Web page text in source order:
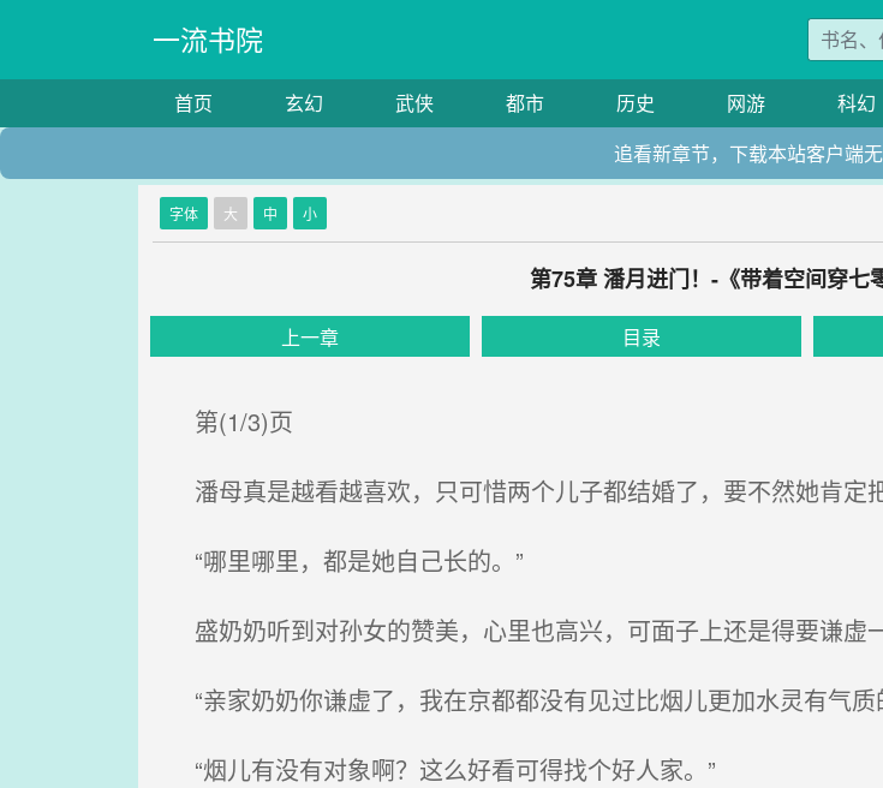
一流书院
首页 玄幻 武侠 都市 历史 网游 科幻
追看新章节，下载本站客户端
字体 大 中 小
第75章 潘月进门！-《带着空间穿七
上一章 目录
第(1/3)页
潘母真是越看越喜欢，只可惜两个儿子都结婚了，要不然她肯定
“哪里哪里，都是她自己长的。”
盛奶奶听到对孙女的赞美，心里也高兴，可面子上还是得要谦虚
“亲家奶奶你谦虚了，我在京都都没有见过比烟儿更加水灵有气质
“烟儿有没有对象啊？这么好看可得找个好人家。”